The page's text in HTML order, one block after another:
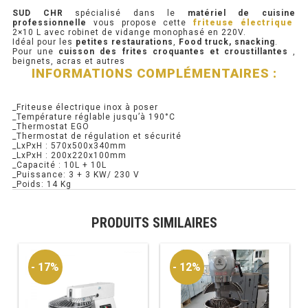
PRÉSENTOIR À INGRÉDIENTS
PROFONDEUR 300 VITRÉE
PROFONDEUR 300 INOX
PROFONDEUR 400 INOX
ARMOIRE RÉFRIGÉRÉE
RÉFRIGÉRATEUR
RÉFRI / CONGÉL BOULANGERIE
SUD CHR spécialisé dans le matériel de cuisine
professionnelle
vous propose cettefriteuse électrique
2×10 L avec robinet de vidange monophasé en 220V.
Idéal pour les petites restaurations, Food truck, snacking.
Pour une cuisson des frites croquantes et croustillantes
,
beignets, acras et autres
INFORMATIONS COMPLÉMENTAIRES :
_Friteuse électrique inox à poser
_Température réglable jusqu’à 190°C
_Thermostat EGO
_Thermostat de régulation et sécurité
_LxPxH : 570x500x340mm
_LxPxH : 200x220x100mm
_Capacité : 10L + 10L
_Puissance: 3 + 3 KW/ 230 V
_Poids: 14 Kg
PRODUITS SIMILAIRES
- 17% - 12%